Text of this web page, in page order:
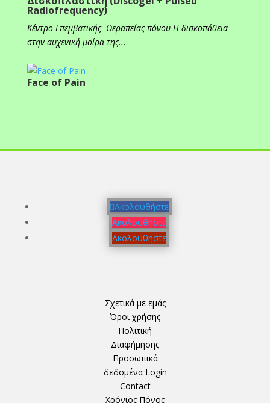
Radiofrequency)
Κέντρο Επεμβατικής Θεραπείας πόνου Η δισκοπάθεια
στην αυχενική μοίρα της...
Face of Pain
Ακολουθήστε
Ακολουθήστε
Ακολουθήστε
Σχετικά με εμάς
Όροι χρήσης
Πολιτική
Διαφήμησης
Προσωπικά
δεδομένα Login
Contact
Χρόνιος Πόνος